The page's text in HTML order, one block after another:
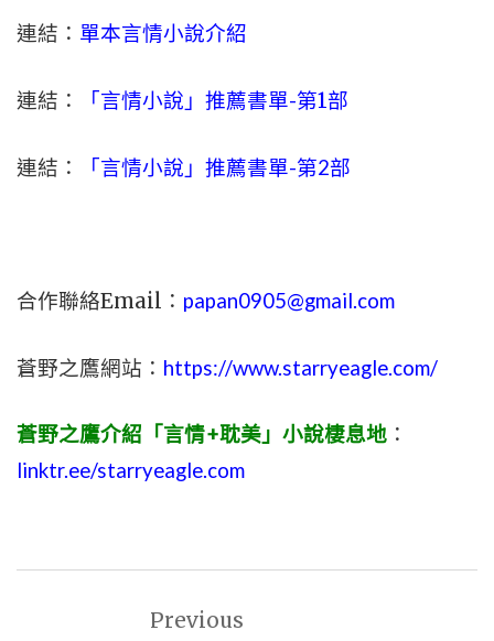
連結： 單本言情小說介紹
連結： 「言情小說」推薦書單-第1部
連結： 「言情小說」推薦書單-第2部
合作聯絡Email： papan0905@gmail.com
蒼野之鷹網站： https://www.starryeagle.com/
蒼野之鷹介紹「言情+耽美」小說棲息地 ：
linktr.ee/starryeagle.com
Previous